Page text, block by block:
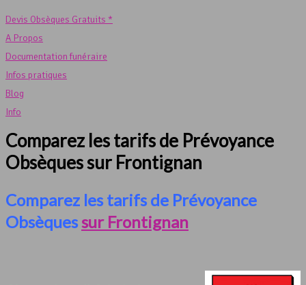
Devis Obsèques Gratuits *
A Propos
Documentation funéraire
Infos pratiques
Blog
Info
Comparez les tarifs de Prévoyance
Obsèques sur Frontignan
Comparez les tarifs de Prévoyance
Obsèques sur Frontignan